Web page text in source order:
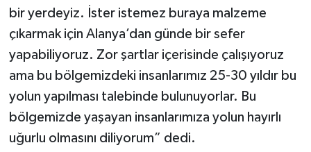
bir yerdeyiz. İster istemez buraya malzeme
çıkarmak için Alanya’dan günde bir sefer
yapabiliyoruz. Zor şartlar içerisinde çalışıyoruz
ama bu bölgemizdeki insanlarımız 25-30 yıldır bu
yolun yapılması talebinde bulunuyorlar. Bu
bölgemizde yaşayan insanlarımıza yolun hayırlı
uğurlu olmasını diliyorum” dedi.